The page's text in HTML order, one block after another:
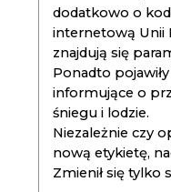
dodatkowo o
internetową Unii
znajdują się
Ponadto
informujące o
śniegu i lodzie.
Niezależnie czy
nową etykietę,
Zmienił się tylko